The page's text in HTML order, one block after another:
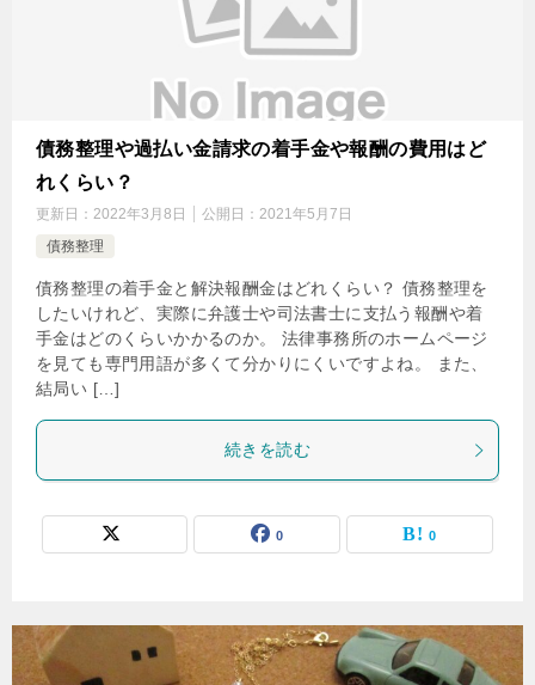
債務整理や過払い金請求の着手金や報酬の費用はど
れくらい？
更新日： 2022年3月8日 公開日： 2021年5月7日
債務整理
債務整理の着手金と解決報酬金はどれくらい？ 債務整理を
したいけれど、実際に弁護士や司法書士に支払う報酬や着
手金はどのくらいかかるのか。 法律事務所のホームページ
を見ても専門用語が多くて分かりにくいですよね。 また、
結局い […]
続きを読む
0 0